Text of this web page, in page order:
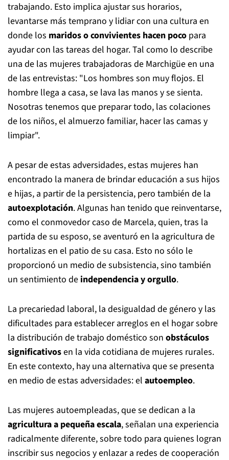
trabajando. Esto implica ajustar sus horarios,
levantarse más temprano y lidiar con una cultura en
donde los maridos o convivientes hacen poco para
ayudar con las tareas del hogar. Tal como lo describe
una de las mujeres trabajadoras de Marchigüe en una
de las entrevistas: "Los hombres son muy flojos. El
hombre llega a casa, se lava las manos y se sienta.
Nosotras tenemos que preparar todo, las colaciones
de los niños, el almuerzo familiar, hacer las camas y
limpiar".
A pesar de estas adversidades, estas mujeres han
encontrado la manera de brindar educación a sus hijos
e hijas, a partir de la persistencia, pero también de la
autoexplotación. Algunas han tenido que reinventarse,
como el conmovedor caso de Marcela, quien, tras la
partida de su esposo, se aventuró en la agricultura de
hortalizas en el patio de su casa. Esto no sólo le
proporcionó un medio de subsistencia, sino también
un sentimiento de independencia y orgullo.
La precariedad laboral, la desigualdad de género y las
dificultades para establecer arreglos en el hogar sobre
la distribución de trabajo doméstico son obstáculos
significativosen la vida cotidiana de mujeres rurales.
En este contexto, hay una alternativa que se presenta
en medio de estas adversidades: el autoempleo.
Las mujeres autoempleadas, que se dedican a la
agricultura a pequeña escala, señalan una experiencia
radicalmente diferente, sobre todo para quienes logran
inscribir sus negocios y enlazar a redes de cooperación